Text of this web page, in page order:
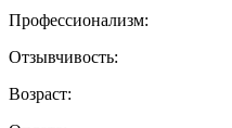
Профессионализм:
Отзывчивость:
Возраст: